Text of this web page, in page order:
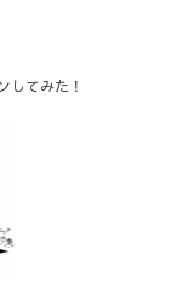
してみた！